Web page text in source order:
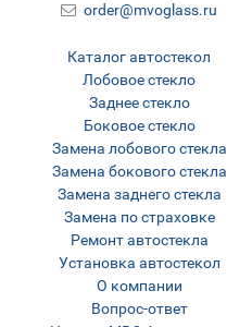
Каталог автостекол
Лобовое стекло
Заднее стекло
Боковое стекло
Замена лобового стекла
Замена бокового стекла
Замена заднего стекла
Замена по страховке
Ремонт автостекла
Установка автостекол
О компании
Вопрос-ответ
order@mvoglass.ru